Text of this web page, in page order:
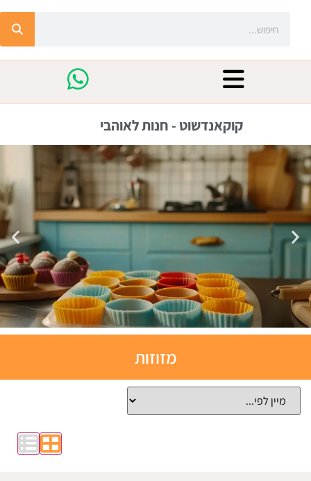
קוקאנדשוט - חנות לאוהבי
תבניות
אפייה
סיליקון
מזוזות